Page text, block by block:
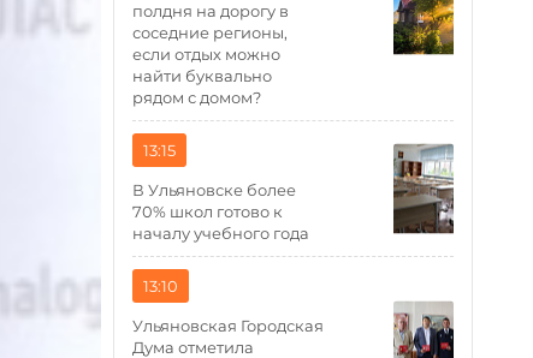
полдня на дорогу в
соседние регионы,
если отдых можно
найти буквально
рядом с домом?
13:15
В Ульяновске более
70% школ готово к
началу учебного года
13:10
Ульяновская Городская
Дума отметила